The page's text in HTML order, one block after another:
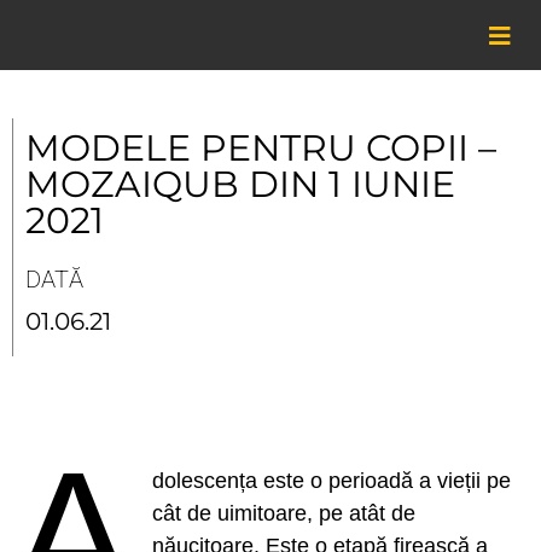
content
MODELE PENTRU COPII –
MOZAIQUB DIN 1 IUNIE
2021
DATĂ
01.06.21
dolescența este o perioadă a vieții pe
cât de uimitoare, pe atât de
năucitoare. Este o etapă firească a